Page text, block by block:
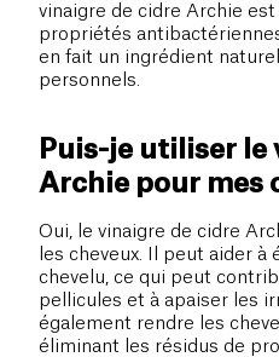
vinaigre de cidre Archie
propriétés
en fait un ingrédient
personnels.
Puis-je utiliser le
Archie pour mes
Oui, le vinaigre de cidre
les cheveux. Il peut aider
chevelu, ce qui peut
pellicules et à apaiser les
également rendre les
éliminant les résidus de